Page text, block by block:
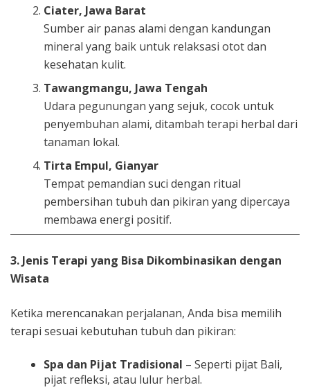
Ciater, Jawa Barat
Sumber air panas alami dengan kandungan
mineral yang baik untuk relaksasi otot dan
kesehatan kulit.
Tawangmangu, Jawa Tengah
Udara pegunungan yang sejuk, cocok untuk
penyembuhan alami, ditambah terapi herbal dari
tanaman lokal.
Tirta Empul, Gianyar
Tempat pemandian suci dengan ritual
pembersihan tubuh dan pikiran yang dipercaya
membawa energi positif.
3. Jenis Terapi yang Bisa Dikombinasikan dengan
Wisata
Ketika merencanakan perjalanan, Anda bisa memilih
terapi sesuai kebutuhan tubuh dan pikiran:
Spa dan Pijat Tradisional – Seperti pijat Bali,
pijat refleksi, atau lulur herbal.